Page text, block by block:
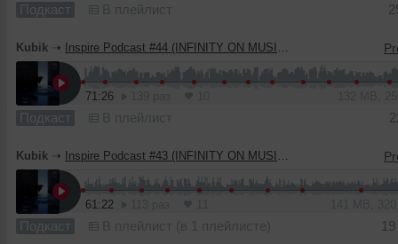
Подкаст В плейлист
Kubik ➝ Inspire Podcast #44 (INFINITY ON MUSIC PODCAST)
71:26
Подкаст В плейлист
Kubik ➝ Inspire Podcast #43 (INFINITY ON MUSIC PODCAST)
61:22
Подкаст В плейлист (в 1 плейлисте)